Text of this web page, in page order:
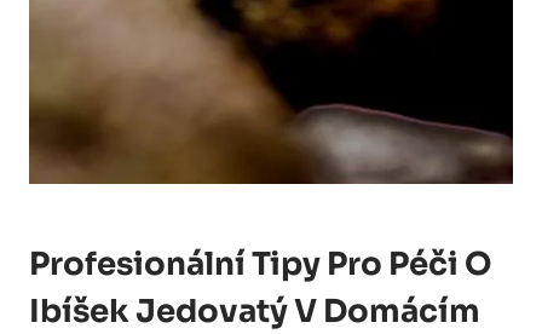
Profesionální Tipy Pro Péči O
Ibíšek Jedovatý V Domácím